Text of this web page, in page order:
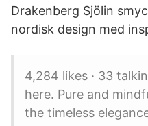
Drakenberg Sjölin
nordisk design med
4,284 likes · 33
here. Pure and
the timeless